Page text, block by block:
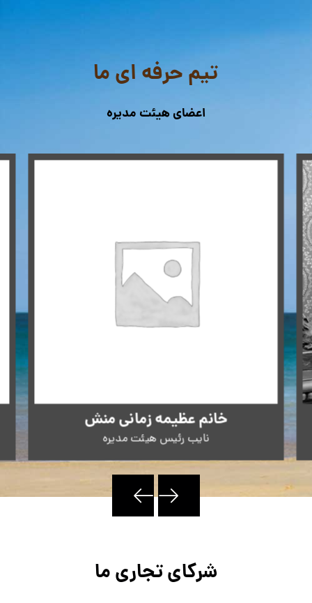
تیم حرفه ای ما
اعضای هیئت مدیره
خانم عظیمه زمانی منش
نایب رئیس هیئت مدیره
شرکای تجاری ما